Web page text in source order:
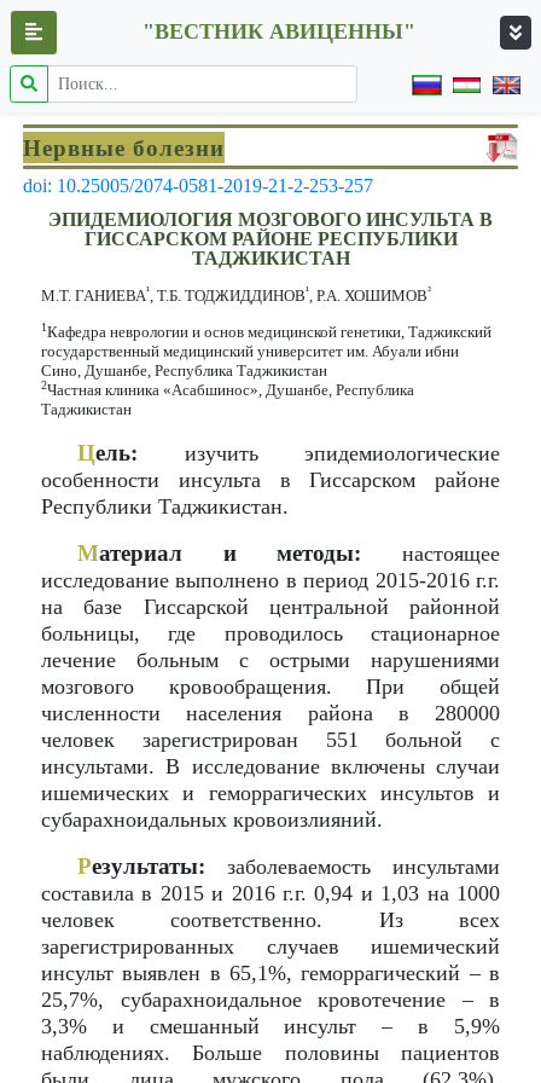
"ВЕСТНИК АВИЦЕННЫ"
Нервные болезни
doi: 10.25005/2074-0581-2019-21-2-253-257
ЭПИДЕМИОЛОГИЯ МОЗГОВОГО ИНСУЛЬТА В
ГИССАРСКОМ РАЙОНЕ РЕСПУБЛИКИ
ТАДЖИКИСТАН
М.Т. ГАНИЕВА¹, Т.Б. ТОДЖИДДИНОВ¹, Р.А. ХОШИМОВ²
1Кафедра неврологии и основ медицинской генетики, Таджикский
государственный медицинский университет им. Абуали ибни
Сино, Душанбе, Республика Таджикистан
2Частная клиника «Асабшинос», Душанбе, Республика
Таджикистан
Цель: изучить эпидемиологические
особенности инсульта в Гиссарском районе
Республики Таджикистан.
Материал и методы: настоящее
исследование выполнено в период 2015-2016 г.г.
на базе Гиссарской центральной районной
больницы, где проводилось стационарное
лечение больным с острыми нарушениями
мозгового кровообращения. При общей
численности населения района в 280000
человек зарегистрирован 551 больной с
инсультами. В исследование включены случаи
ишемических и геморрагических инсультов и
субарахноидальных кровоизлияний.
Результаты: заболеваемость инсультами
составила в 2015 и 2016 г.г. 0,94 и 1,03 на 1000
человек соответственно. Из всех
зарегистрированных случаев ишемический
инсульт выявлен в 65,1%, геморрагический – в
25,7%, субарахноидальное кровотечение – в
3,3% и смешанный инсульт – в 5,9%
наблюдениях. Больше половины пациентов